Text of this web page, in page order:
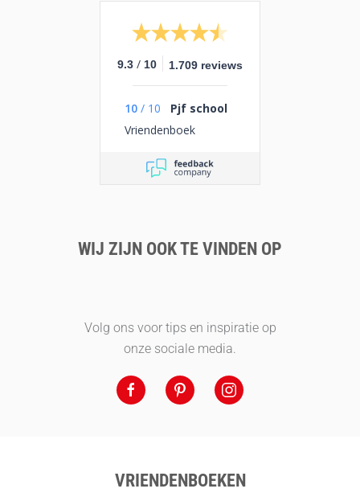
9.3 / 10 1.709 reviews
10 / 10
Pjf school
Vriendenboek
WIJ ZIJN OOK TE VINDEN OP
Volg ons voor tips en inspiratie op
onze sociale media.
VRIENDENBOEKEN